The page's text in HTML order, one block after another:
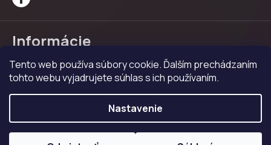
Tento web používa súbory cookie. Ďalším prechádzaním
tohto webu vyjadrujete súhlas s ich používaním.
Nastavenie
Informácie
Obchodné podmienky
Ochrana osobných údajov
Reklamačný poriadok
Copyright 2026iDoctor. Všetky práva vyhradené.